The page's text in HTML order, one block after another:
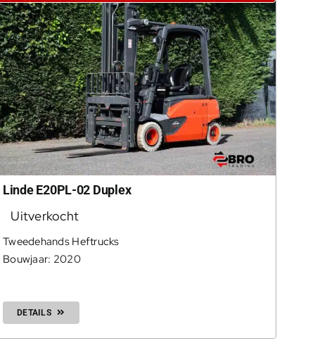
Linde E20PL-02 Duplex
Uitverkocht
Tweedehands Heftrucks
Bouwjaar: 2020
DETAILS